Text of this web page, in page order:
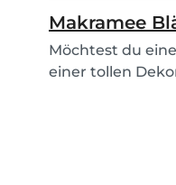
Makramee
Möchtest du
einer tollen